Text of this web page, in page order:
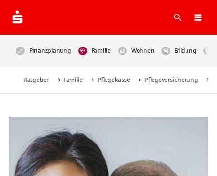
Suche
Finanzplanung Familie Wohnen Bildung
Ratgeber Familie Pflegekasse Pflegeversicherung